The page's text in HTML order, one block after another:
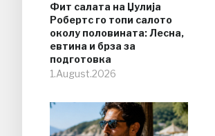
Фит салата на Џулија
Робертс го топи салото
околу половината: Лесна,
евтина и брза за
подготовка
1.August.2026